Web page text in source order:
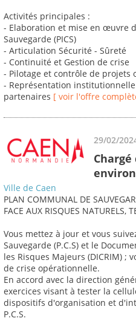
Activités principales :
- Elaboration et mise en œuvre
Sauvegarde (PICS)
- Articulation Sécurité - Sûreté
- Continuité et Gestion de crise
- Pilotage et contrôle de projets
- Représentation
partenaires [ voir l'offre
29/02/
Ville de Caen
PLAN COMMUNAL DE
FACE AUX RISQUES NATURELS,
Vous mettez à jour et vous
Sauvegarde (P.C.S) et le
les Risques Majeurs (DICRIM) ;
de crise opérationnelle.
En accord avec la direction
exercices visant à tester la
dispositifs d'organisation et
P.C.S.